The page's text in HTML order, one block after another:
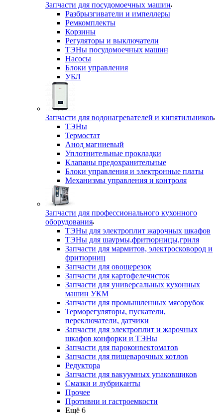
Запчасти для посудомоечных машин
Разбрызгиватели и импеллеры
Ремкомплекты
Корзины
Регуляторы и выключатели
ТЭНы посудомоечных машин
Насосы
Блоки управления
УБЛ
Запчасти для водонагревателей и кипятильников
ТЭНы
Термостат
Анод магниевый
Уплотнительные прокладки
Клапаны предохранительные
Блоки управления и электронные платы
Механизмы управления и контроля
Запчасти для профессионального кухонного
оборудования
ТЭНы для электроплит жарочных шкафов
ТЭНы для шаурмы,фритюрницы,гриля
Запчасти для мармитов, электросковород и
фритюрниц
Запчасти для овощерезок
Запчасти для картофелечисток
Запчасти для универсальных кухонных
машин УКМ
Запчасти для промышленных мясорубок
Терморегуляторы, пускатели,
переключатели, датчики
Запчасти для электроплит и жарочных
шкафов конфорки и ТЭНы
Запчасти для пароконвектоматов
Запчасти для пищеварочных котлов
Редуктора
Запчасти для вакуумных упаковщиков
Смазки и лубриканты
Прочее
Противни и гастроемкости
Ещё 6